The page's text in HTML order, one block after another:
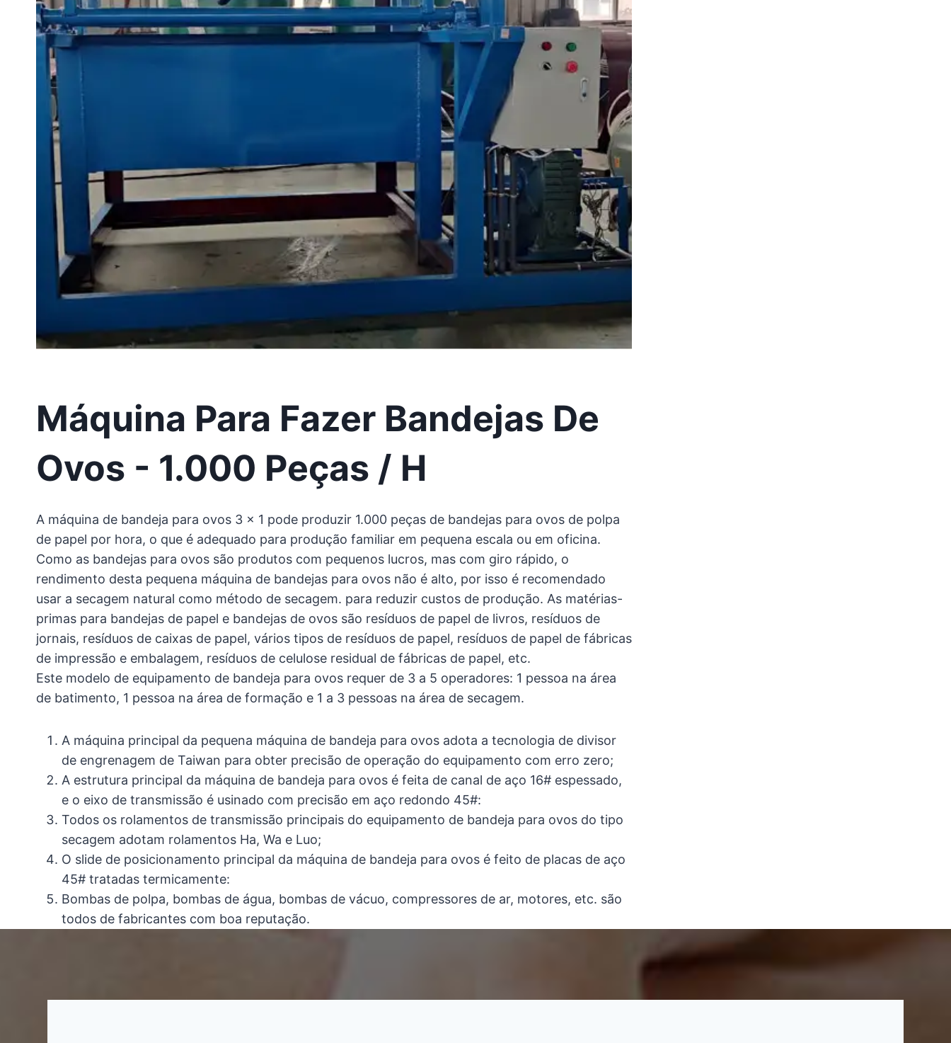
Máquina Para Fazer Bandejas De
Ovos - 1.000 Peças / H
A máquina de bandeja para ovos 3 × 1 pode produzir 1.000 peças de bandejas para ovos de polpa
de papel por hora, o que é adequado para produção familiar em pequena escala ou em oficina.
Como as bandejas para ovos são produtos com pequenos lucros, mas com giro rápido, o
rendimento desta pequena máquina de bandejas para ovos não é alto, por isso é recomendado
usar a secagem natural como método de secagem. para reduzir custos de produção. As matérias-
primas para bandejas de papel e bandejas de ovos são resíduos de papel de livros, resíduos de
jornais, resíduos de caixas de papel, vários tipos de resíduos de papel, resíduos de papel de fábricas
de impressão e embalagem, resíduos de celulose residual de fábricas de papel, etc.
Este modelo de equipamento de bandeja para ovos requer de 3 a 5 operadores: 1 pessoa na área
de batimento, 1 pessoa na área de formação e 1 a 3 pessoas na área de secagem.
A máquina principal da pequena máquina de bandeja para ovos adota a tecnologia de divisor
de engrenagem de Taiwan para obter precisão de operação do equipamento com erro zero;
A estrutura principal da máquina de bandeja para ovos é feita de canal de aço 16# espessado,
e o eixo de transmissão é usinado com precisão em aço redondo 45#:
Todos os rolamentos de transmissão principais do equipamento de bandeja para ovos do tipo
secagem adotam rolamentos Ha, Wa e Luo;
O slide de posicionamento principal da máquina de bandeja para ovos é feito de placas de aço
45# tratadas termicamente:
Bombas de polpa, bombas de água, bombas de vácuo, compressores de ar, motores, etc. são
todos de fabricantes com boa reputação.